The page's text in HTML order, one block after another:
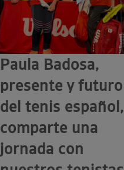
Paula Badosa,
presente y futuro
del tenis español,
comparte una
jornada con